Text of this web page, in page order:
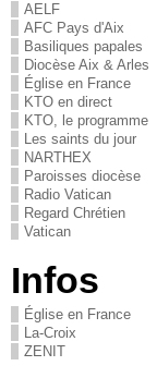
AELF
AFC Pays d'Aix
Basiliques papales
Diocèse Aix & Arles
Église en France
KTO en direct
KTO, le programme
Les saints du jour
NARTHEX
Paroisses diocèse
Radio Vatican
Regard Chrétien
Vatican
Infos
Église en France
La-Croix
ZENIT